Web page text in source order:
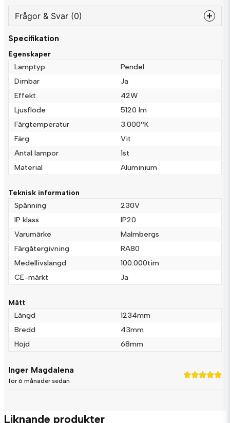
Frågor & Svar (0)
question
nameNamn
email
Ja, ni får publicera min fråga
Skicka fråga
Specifikation
Egenskaper
Lamptyp
Pendel
Dimbar
Ja
Effekt
42W
Ljusflöde
5120 lm
Färgtemperatur
3.000ºK
Färg
Vit
Antal lampor
1st
Material
Aluminium
Teknisk information
Spänning
230V
IP klass
IP20
Varumärke
Malmbergs
Färgåtergivning
RA80
Medellivslängd
100.000tim
CE-märkt
Ja
Mått
Längd
1234mm
Bredd
43mm
Höjd
68mm
Inger Magdalena
för 6 månader sedan
Liknande produkter